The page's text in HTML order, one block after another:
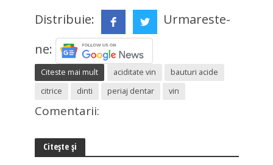
Distribuie:
Urmareste-
ne:
Citeste mai mult aciditate vin
bauturi acide
citrice
dinti periaj dentar vin
Comentarii:
Citește și